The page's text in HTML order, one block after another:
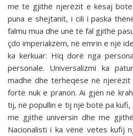
me të gjithë njerëzit e kësaj
puna e shejtanit, i cili i paska
falmu mua dhe unë të fal gjithë
çdo imperializëm, në emrin e një
ka kerkuar: Hiq dorë nga
personale. Universalizmi ka
madhe dhe tërheqëse në
fortë nuk e pranon. Ai gjen në
tij, në popullin e tij një botë pa kufi,
me gjithë universin dhe me
Nacionalisti i ka vënë vetes kufij